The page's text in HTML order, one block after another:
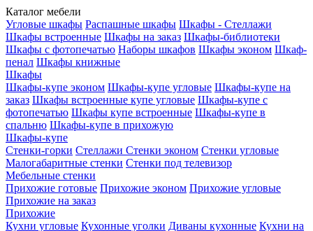
Каталог мебели
Угловые шкафы Распашные шкафы Шкафы - Стеллажи
Шкафы встроенные Шкафы на заказ Шкафы-библиотеки
Шкафы с фотопечатью Наборы шкафов Шкафы эконом Шкаф-
пенал Шкафы книжные
Шкафы
Шкафы-купе эконом Шкафы-купе угловые Шкафы-купе на
заказ Шкафы встроенные купе угловые Шкафы-купе с
фотопечатью Шкафы купе встроенные Шкафы-купе в
спальню Шкафы-купе в прихожую
Шкафы-купе
Стенки-горки Стеллажи Стенки эконом Стенки угловые
Малогабаритные стенки Стенки под телевизор
Мебельные стенки
Прихожие готовые Прихожие эконом Прихожие угловые
Прихожие на заказ
Прихожие
Кухни угловые Кухонные уголки Диваны кухонные Кухни на